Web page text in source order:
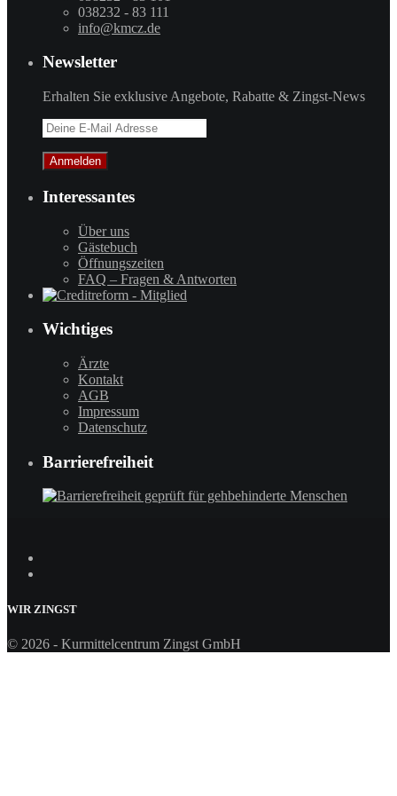
038232 - 83 111
info@kmcz.de
Newsletter
Erhalten Sie exklusive Angebote, Rabatte & Zingst-News
Interessantes
Über uns
Gästebuch
Öffnungszeiten
FAQ – Fragen & Antworten
Wichtiges
Ärzte
Kontakt
AGB
Impressum
Datenschutz
Barrierefreiheit
WIR ZINGST
© 2026 - Kurmittelcentrum Zingst GmbH